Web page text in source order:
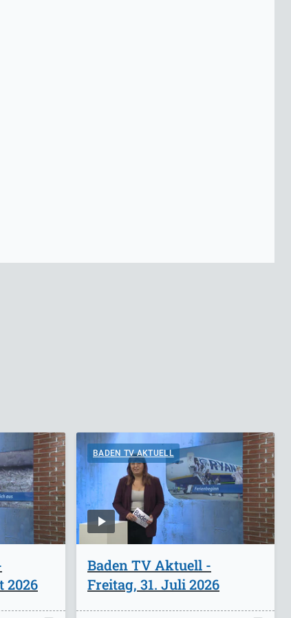
2026
BADEN TV AKTUELL
Baden TV Aktuell -
Freitag, 31. Juli 2026